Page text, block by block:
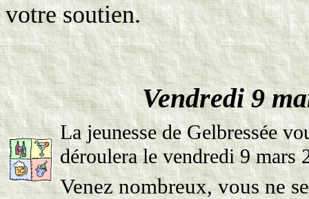
votre soutien.
Vendredi 9
La jeunesse de Gelbressée
déroulera le vendredi 9 mars
Venez nombreux, vous ne